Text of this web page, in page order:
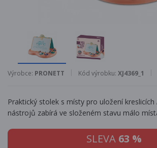
Výrobce: PRONETT Kód výrobku: XJ4369_1
Praktický stolek s místy pro uložení
nástrojů zabírá ve složeném stavu málo
SLEVA 63 %